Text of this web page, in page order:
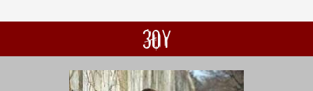
30Y